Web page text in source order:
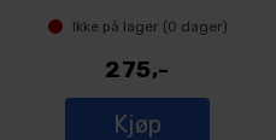
Ikke på lager (0 dager)
275,-
Kjøp